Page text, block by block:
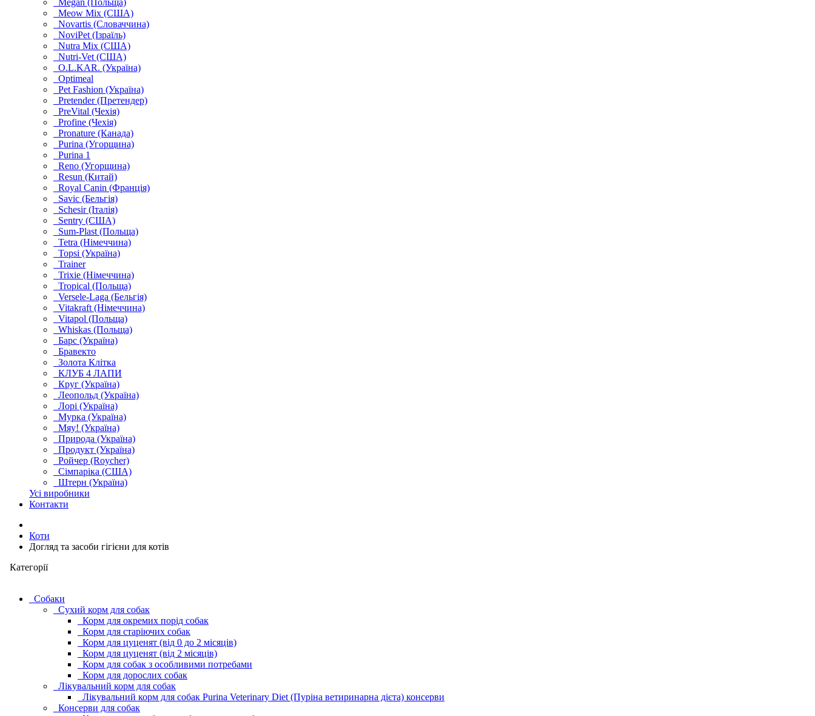
Megan (Польща)
Meow Mix (США)
Novartis (Словаччина)
NoviPet (Ізраїль)
Nutra Mix (США)
Nutri-Vet (США)
O.L.KAR. (Україна)
Optimeal
Pet Fashion (Україна)
Pretender (Претендер)
PreVital (Чехія)
Profine (Чехія)
Pronature (Канада)
Purina (Угорщина)
Purina 1
Reno (Угорщина)
Resun (Китай)
Royal Canin (Франція)
Savic (Бельгія)
Schesir (Італія)
Sentry (США)
Sum-Plast (Польща)
Tetra (Німеччина)
Topsi (Україна)
Trainer
Trixie (Німеччина)
Tropical (Польща)
Versele-Laga (Бельгія)
Vitakraft (Німеччина)
Vitapol (Польща)
Whiskas (Польща)
Барс (Україна)
Бравекто
Золота Клітка
КЛУБ 4 ЛАПИ
Круг (Україна)
Леопольд (Україна)
Лорі (Україна)
Мурка (Україна)
Мяу! (Україна)
Природа (Україна)
Продукт (Україна)
Ройчер (Roycher)
Сімпаріка (США)
Штерн (Україна)
Усі виробники
Контакти
Коти
Догляд та засоби гігієни для котів
Категорії
Cобаки
Сухий корм для собак
Корм для окремих порід собак
Корм для старіючих собак
Корм для цуценят (від 0 до 2 місяців)
Корм для цуценят (від 2 місяців)
Корм для собак з особливими потребами
Корм для дорослих собак
Лікувальний корм для собак
Лікувальний корм для собак Purina Veterinary Diet (Пуріна ветиринарна дієта) консерви
Консерви для собак